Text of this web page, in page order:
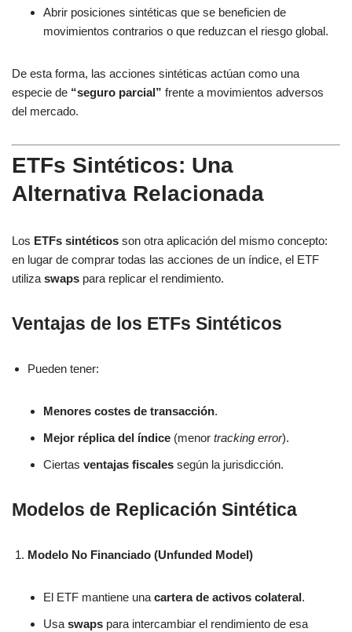
Abrir posiciones sintéticas que se beneficien de
movimientos contrarios o que reduzcan el riesgo global.
De esta forma, las acciones sintéticas actúan como una
especie de “seguro parcial” frente a movimientos adversos
del mercado.
ETFs Sintéticos: Una
Alternativa Relacionada
Los ETFs sintéticos son otra aplicación del mismo concepto:
en lugar de comprar todas las acciones de un índice, el ETF
utiliza swaps para replicar el rendimiento.
Ventajas de los ETFs Sintéticos
Pueden tener:
Menores costes de transacción.
Mejor réplica del índice (menor tracking error).
Ciertas ventajas fiscales según la jurisdicción.
Modelos de Replicación Sintética
Modelo No Financiado (Unfunded Model)
El ETF mantiene una cartera de activos colateral.
Usa swaps para intercambiar el rendimiento de esa